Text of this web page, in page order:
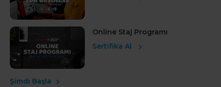
Online Staj Programı
Sertifika Al
Şimdi Başla